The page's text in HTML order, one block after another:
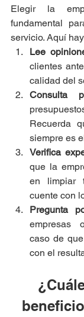
Elegir la
fundamental
servicio. Aquí
Lee
clientes
calidad del
Consulta
Recuerda
siempre es
Verifica
que la
en limpiar
cuente con
Pregunta
empresas
caso de
con el